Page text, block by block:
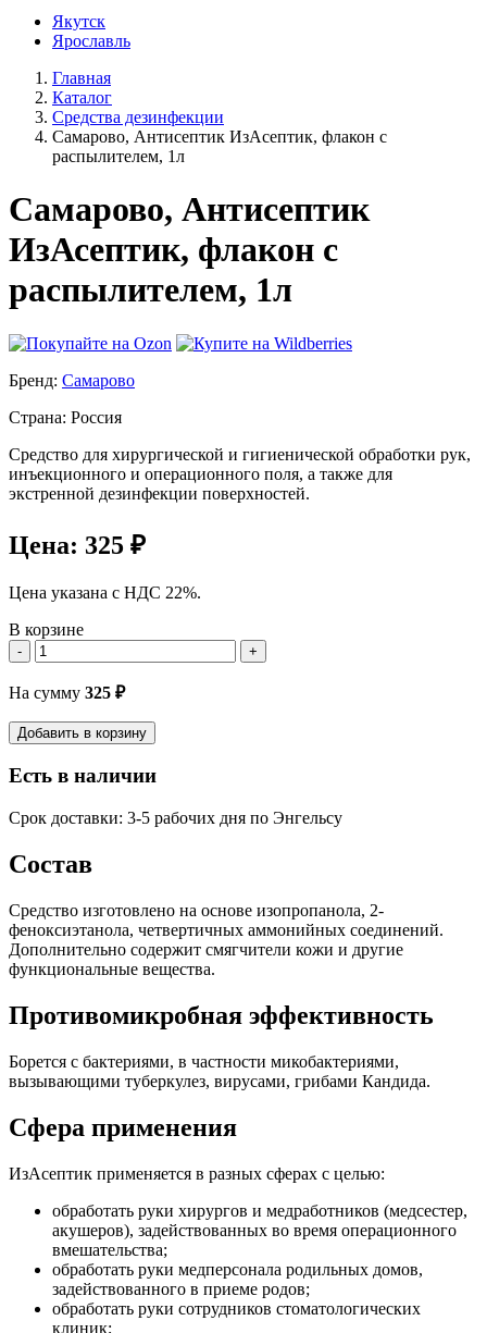
Якутск
Ярославль
Главная
Каталог
Средства дезинфекции
Самарово, Антисептик ИзАсептик, флакон с
распылителем, 1л
Самарово, Антисептик
ИзАсептик, флакон с
распылителем, 1л
Бренд: Самарово
Страна: Россия
Средство для хирургической и гигиенической обработки рук,
инъекционного и операционного поля, а также для
экстренной дезинфекции поверхностей.
Цена: 325 ₽
Цена указана с НДС 22%.
В корзине
- +
На сумму 325 ₽
Добавить в корзину
Есть в наличии
Срок доставки: 3-5 рабочих дня по Энгельсу
Состав
Средство изготовлено на основе изопропанола, 2-
феноксиэтанола, четвертичных аммонийных соединений.
Дополнительно содержит смягчители кожи и другие
функциональные вещества.
Противомикробная эффективность
Борется с бактериями, в частности микобактериями,
вызывающими туберкулез, вирусами, грибами Кандида.
Сфера применения
ИзАсептик применяется в разных сферах с целью:
обработать руки хирургов и медработников (медсестер,
акушеров), задействованных во время операционного
вмешательства;
обработать руки медперсонала родильных домов,
задействованного в приеме родов;
обработать руки сотрудников стоматологических
клиник;